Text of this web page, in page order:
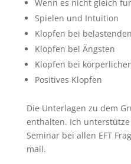
Wenn es nicht gleich
Spielen und Intuition
Klopfen bei
Klopfen bei Ängsten
Klopfen bei
Positives Klopfen
Die Unterlagen zu dem
enthalten. Ich
Seminar bei allen EFT
mail.